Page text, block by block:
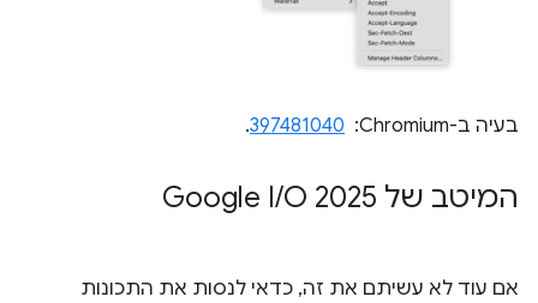
בעיה ב-Chromium: ‏ 397481040
.
המיטב של Google I /O 2025
אם עוד לא עשיתם את זה, כדאי לנסות את התכונות